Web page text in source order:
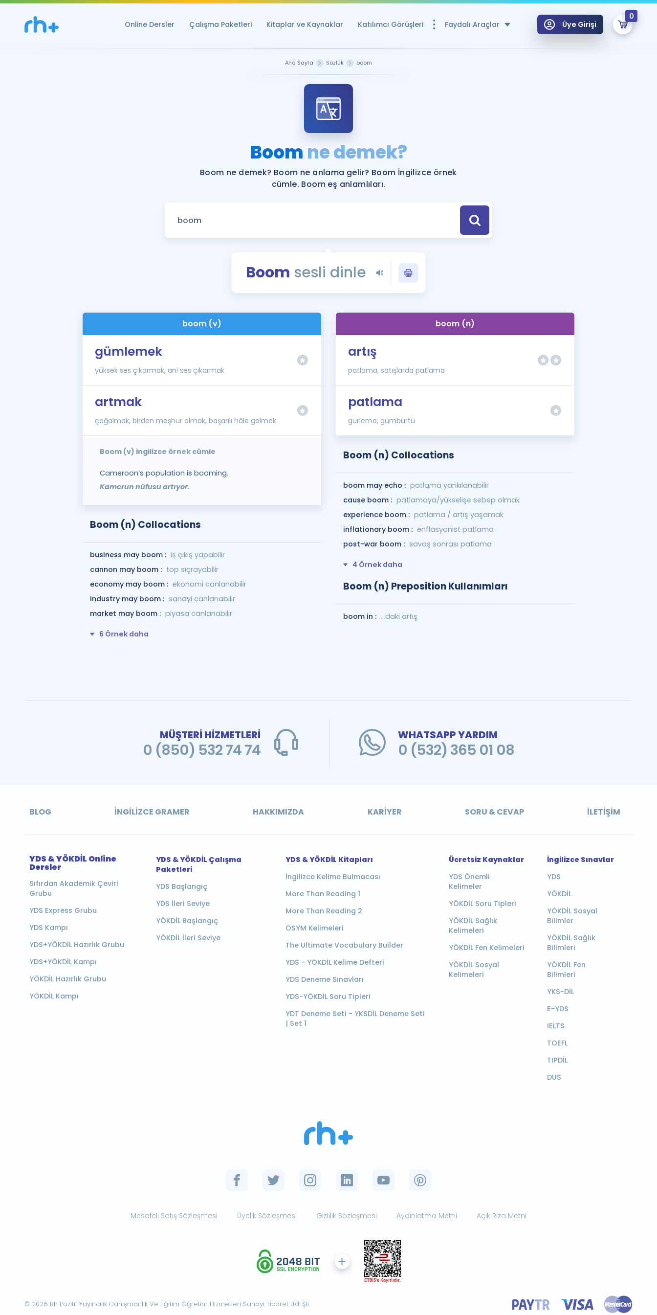
Online Dersler Çalışma Paketleri Kitaplar ve Kaynaklar Katılımcı Görüşleri Faydalı Araçlar
YDS ve YÖKDİL Puan Hesaplama Aracı
Rehberlik Aracı
YDS ve YÖKDİL'e Hazırlananlar için Öneriler
Tüm ÖSYM Sınavları Tek Takvimde
YDS - YÖKDİL Tüm Sınavlarla İlgili Haberler
İngilizce Gramer
Üye Girişi
0
Ana Sayfa Sözlük boom
Boom ne demek?
Boom ne demek? Boom ne anlama gelir? Boom İngilizce örnek
cümle. Boom eş anlamlıları.
Boom sesli dinle
boom (v)
gümlemek
yüksek ses çıkarmak, ani ses çıkarmak
artmak
çoğalmak, birden meşhur olmak, başarılı hâle gelmek
Boom (v) ingilizce örnek cümle
Cameroon’s population is booming.
Kamerun nüfusu artıyor.
Boom (n) Collocations
business may boom : iş çıkış yapabilir
cannon may boom : top sıçrayabilir
economy may boom : ekonomi canlanabilir
industry may boom : sanayi canlanabilir
market may boom : piyasa canlanabilir
6 Örnek daha
boom (n)
artış
patlama, satışlarda patlama
patlama
gürleme, gümbürtü
Boom (n) Collocations
boom may echo : patlama yankılanabilir
cause boom : patlamaya/yükselişe sebep olmak
experience boom : patlama / artış yaşamak
inflationary boom : enflasyonist patlama
post-war boom : savaş sonrası patlama
4 Örnek daha
Boom (n) Preposition Kullanımları
boom in : ...daki artış
MÜŞTERİ HİZMETLERİ
0 (850) 532 74 74
WHATSAPP YARDIM
0 (532) 365 01 08
BLOG İNGILIZCE GRAMER HAKKIMIZDA KARIYER SORU & CEVAP İLETIŞIM
YDS & YÖKDİL Online
Dersler
Sıfırdan Akademik Çeviri
Grubu
YDS Express Grubu
YDS Kampı
YDS+YÖKDİL Hazırlık Grubu
YDS+YÖKDİL Kampı
YÖKDİL Hazırlık Grubu
YÖKDİL Kampı
YDS & YÖKDİL Çalışma
Paketleri
YDS Başlangıç
YDS İleri Seviye
YÖKDİL Başlangıç
YÖKDİL İleri Seviye
YDS & YÖKDİL Kitapları
İngilizce Kelime Bulmacası
More Than Reading 1
More Than Reading 2
ÖSYM Kelimeleri
The Ultimate Vocabulary Builder
YDS - YÖKDİL Kelime Defteri
YDS Deneme Sınavları
YDS-YÖKDİL Soru Tipleri
YDT Deneme Seti - YKSDİL Deneme Seti
| Set 1
Ücretsiz Kaynaklar
YDS Önemli
Kelimeler
YÖKDİL Soru Tipleri
YÖKDİL Sağlık
Kelimeleri
YÖKDİL Fen Kelimeleri
YÖKDİL Sosyal
Kelimeleri
İngilizce Sınavlar
YDS
YÖKDİL
YÖKDİL Sosyal
Bilimler
YÖKDİL Sağlık
Bilimleri
YÖKDİL Fen
Bilimleri
YKS-DİL
E-YDS
IELTS
TOEFL
TIPDİL
DUS
Mesafeli Satış Sözleşmesi Üyelik Sözleşmesi Gizlilik Sözleşmesi Aydınlatma Metni Açık Rıza Metni
© 2026 Rh Pozitif Yayıncılık Danışmanlık Ve Eğitim Öğretim Hizmetleri Sanayi Ticaret Ltd. Şti.